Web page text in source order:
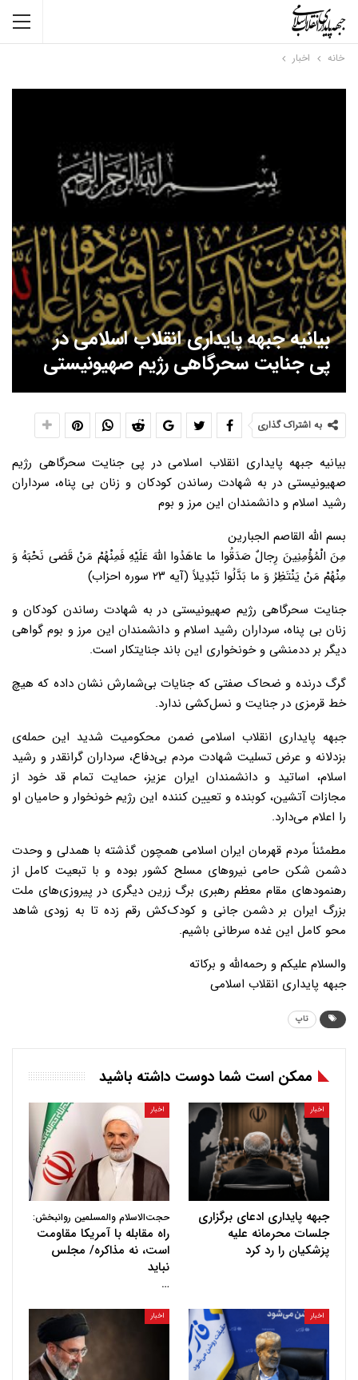
خانه اخبار
بیانیه جبهه پایداری انقلاب اسلامی در
پی جنایت سحرگاهی رژیم صهیونیستی
به اشتراک گذاری
بیانیه جبهه پایداری انقلاب اسلامی در پی جنایت سحرگاهی رژیم
صهیونیستی در به شهادت رساندن کودکان و زنان بی پناه، سرداران
رشید اسلام و دانشمندان این مرز و بوم
بسم الله القاصم الجبارین
مِنَ الْمُؤْمِنِینَ رِجالٌ صَدَقُوا ما عاهَدُوا اللّهَ عَلَیْهِ فَمِنْهُمْ مَنْ قَضى نَحْبَهُ وَ
مِنْهُمْ مَنْ یَنْتَظِرُ وَ ما بَدَّلُوا تَبْدِیلاً (آیه ۲۳ سوره احزاب)
جنایت سحرگاهی رژیم صهیونیستی در به شهادت رساندن کودکان و
زنان بی پناه، سرداران رشید اسلام و دانشمندان این مرز و بوم گواهی
دیگر بر ددمنشی و خونخواری این باند جنایتکار است.
گرگ درنده و ضحاک صفتی که جنایات بی‌شمارش نشان داده که هیچ
خط قرمزی در جنایت و نسل‌کشی ندارد.
جبهه پایداری انقلاب اسلامی ضمن محکومیت شدید این حمله‌ی
بزدلانه و عرض تسلیت شهادت مردم بی‌دفاع، سرداران گرانقدر و رشید
اسلام، اساتید و دانشمندان ایران عزیز، حمایت تمام قد خود از
مجازات آتشین، کوبنده و تعیین کننده این رژیم خونخوار و حامیان او
را اعلام می‌دارد.
‏مطمئناً مردم قهرمان ایران اسلامی همچون گذشته با همدلی و وحدت
دشمن شکن حامی نیروهای مسلح کشور بوده و با تبعیت کامل از
رهنمودهای مقام معظم رهبری برگ زرین دیگری در پیروزی‌های ملت
بزرگ ایران بر دشمن جانی و کودک‌کش رقم زده تا به زودی شاهد
محو کامل این غده سرطانی باشیم.
والسلام علیکم و رحمه‌الله و برکاته
جبهه پایداری انقلاب اسلامی
تاپ
ممکن است شما دوست داشته باشید
اخبار
جبهه پایداری ادعای برگزاری
جلسات محرمانه علیه
پزشکیان را رد کرد
اخبار
حجت‌الاسلام والمسلمین روانبخش:
راه مقابله با آمریکا مقاومت
است، نه مذاکره/ مجلس
نباید
…
اخبار اخبار